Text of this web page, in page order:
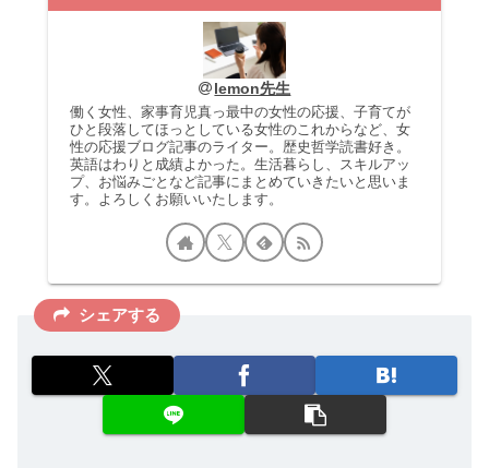
lemon先生
働く女性、家事育児真っ最中の女性の応援、子育てが
ひと段落してほっとしている女性のこれからなど、女
性の応援ブログ記事のライター。歴史哲学読書好き。
英語はわりと成績よかった。生活暮らし、スキルアッ
プ、お悩みごとなど記事にまとめていきたいと思いま
す。よろしくお願いいたします。
シェアする